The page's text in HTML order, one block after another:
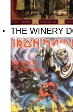
THE WINERY